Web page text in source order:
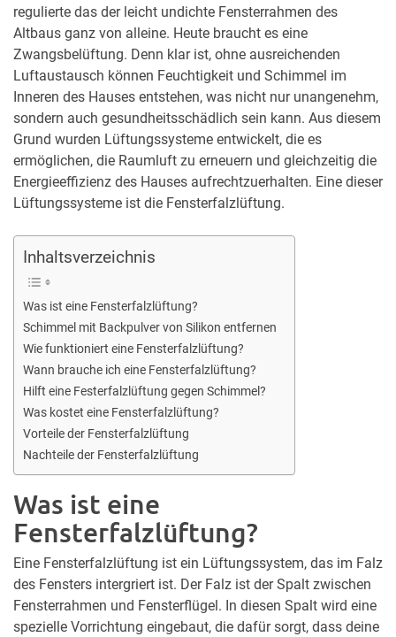
regulierte das der leicht undichte Fensterrahmen des
Altbaus ganz von alleine. Heute braucht es eine
Zwangsbelüftung. Denn klar ist, ohne ausreichenden
Luftaustausch können Feuchtigkeit und Schimmel im
Inneren des Hauses entstehen, was nicht nur unangenehm,
sondern auch gesundheitsschädlich sein kann. Aus diesem
Grund wurden Lüftungssysteme entwickelt, die es
ermöglichen, die Raumluft zu erneuern und gleichzeitig die
Energieeffizienz des Hauses aufrechtzuerhalten. Eine dieser
Lüftungssysteme ist die Fensterfalzlüftung.
Inhaltsverzeichnis
Was ist eine Fensterfalzlüftung?
Schimmel mit Backpulver von Silikon entfernen
Wie funktioniert eine Fensterfalzlüftung?
Wann brauche ich eine Fensterfalzlüftung?
Hilft eine Festerfalzlüftung gegen Schimmel?
Was kostet eine Fensterfalzlüftung?
Vorteile der Fensterfalzlüftung
Nachteile der Fensterfalzlüftung
Was ist eine
Fensterfalzlüftung?
Eine Fensterfalzlüftung ist ein Lüftungssystem, das im Falz
des Fensters intergriert ist. Der Falz ist der Spalt zwischen
Fensterrahmen und Fensterflügel. In diesen Spalt wird eine
spezielle Vorrichtung eingebaut, die dafür sorgt, dass deine